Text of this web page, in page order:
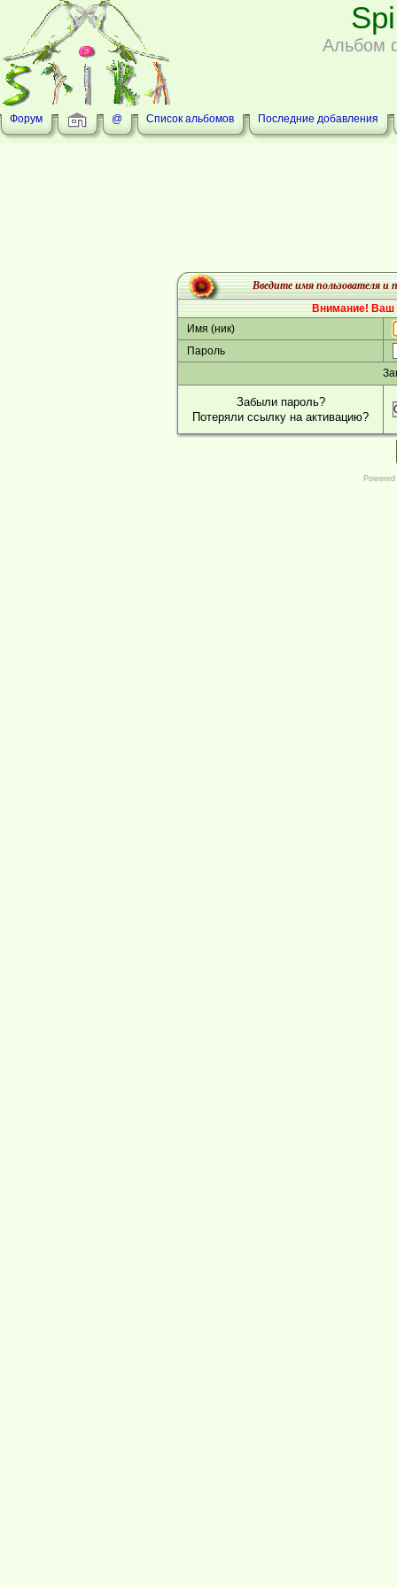
Альбом
Форум @ Список альбомов Последние добавления
Введите имя пользователя и
Внимание! Ваш
Имя (ник)
Пароль
Забыли пароль?
Потеряли ссылку на активацию?